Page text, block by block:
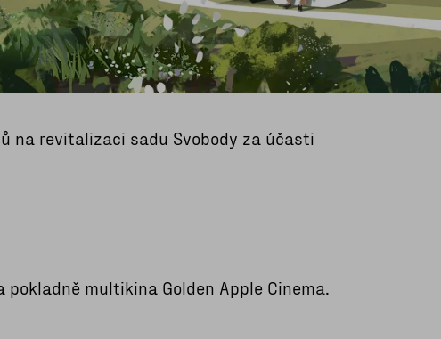
na revitalizaci sadu Svobody za účasti
multikina Golden Apple Cinema.